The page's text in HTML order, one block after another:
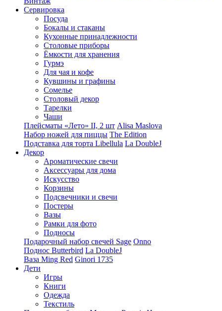
Сервировка
Посуда
Бокалы и стаканы
Кухонные принадлежности
Столовые приборы
Ëмкости для хранения
Гурмэ
Для чая и кофе
Кувшины и графины
Сомелье
Столовый декор
Тарелки
Чаши
Плейсматы «Лето» II, 2 шт Alisa Maslova
Набор ножей для пиццы The Edition
Подставка для торта Libellula La DoubleJ
Декор
Ароматические свечи
Аксессуары для дома
Искусство
Корзины
Подсвечники и свечи
Постеры
Вазы
Рамки для фото
Подносы
Подарочный набор свечей Sage Onno
Поднос Butterbird La DoubleJ
Ваза Ming Red Ginori 1735
Дети
Игры
Книги
Одежда
Текстиль